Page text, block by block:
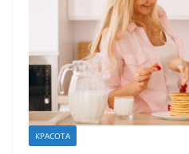
КРАСОТА